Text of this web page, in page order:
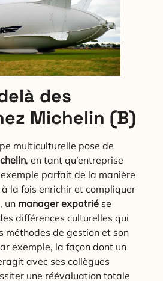
des
Michelin (B)
multiculturelle pose de
, en tant qu’entreprise
parfait de la manière
la fois enrichir et compliquer
un manager expatrié se
différences culturelles qui
méthodes de gestion et son
exemple, la façon dont un
avec ses collègues
une réévaluation totale